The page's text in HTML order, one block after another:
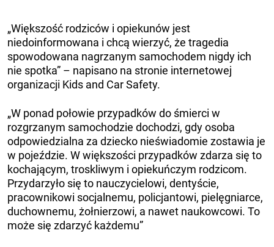
„Większość rodziców i opiekunów jest
niedoinformowana i chcą wierzyć, że tragedia
spowodowana nagrzanym samochodem nigdy ich
nie spotka” – napisano na stronie internetowej
organizacji Kids and Car Safety.
„W ponad połowie przypadków do śmierci w
rozgrzanym samochodzie dochodzi, gdy osoba
odpowiedzialna za dziecko nieświadomie zostawia je
w pojeździe. W większości przypadków zdarza się to
kochającym, troskliwym i opiekuńczym rodzicom.
Przydarzyło się to nauczycielowi, dentyście,
pracownikowi socjalnemu, policjantowi, pielęgniarce,
duchownemu, żołnierzowi, a nawet naukowcowi. To
może się zdarzyć każdemu”